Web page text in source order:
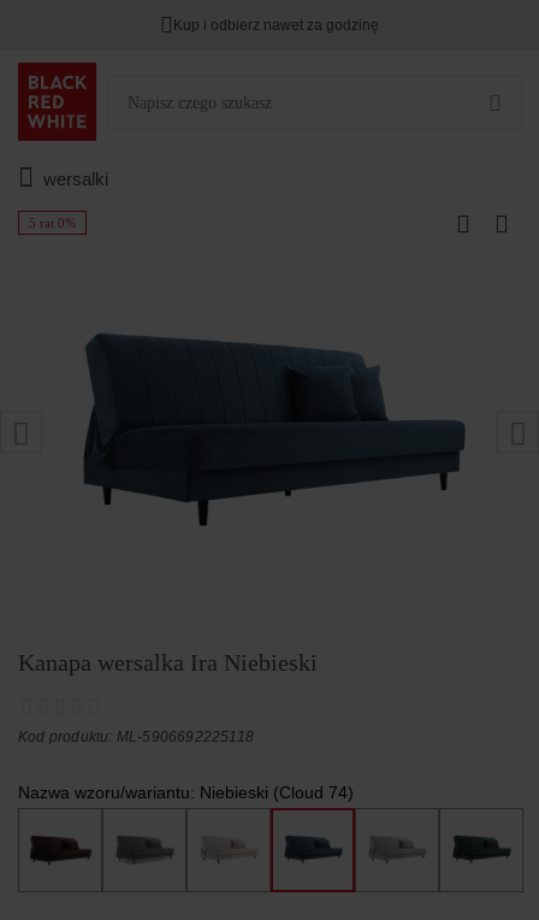
Kup i odbierz nawet za godzinę
wersalki
5 rat 0%
Kanapa wersalka Ira Niebieski
Kod produktu: ML-5906692225118
Nazwa wzoru/wariantu: Niebieski (Cloud 74)